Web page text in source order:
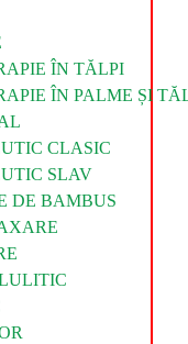
ÎN TĂLPI
ÎN PALME ȘI
CLASIC
SLAV
DE BAMBUS